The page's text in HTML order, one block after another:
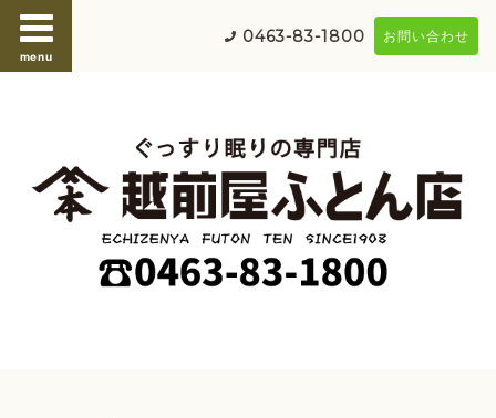
menu
0463-83-1800 お問い合わせ